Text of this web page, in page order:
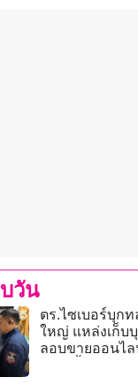
วัน
ตร.ไซเบอร์บุกท
ใหญ่ แหล่งเก็บ
ลอบขายออนไ